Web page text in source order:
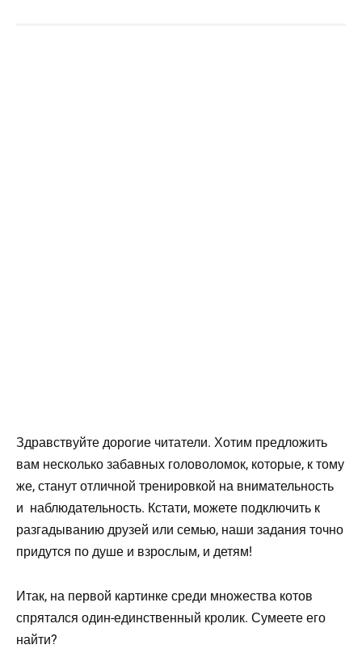
Здравствуйте дорогие читатели. Хотим предложить
вам несколько забавных головоломок, которые, к тому
же, станут отличной тренировкой на внимательность
и наблюдательность. Кстати, можете подключить к
разгадыванию друзей или семью, наши задания точно
придутся по душе и взрослым, и детям!
Итак, на первой картинке среди множества котов
спрятался один-единственный кролик. Сумеете его
найти?